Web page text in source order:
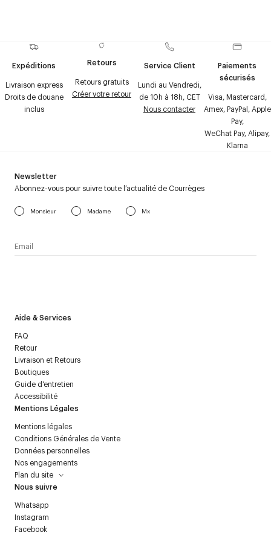
Expéditions
Livraison express
Droits de douane
inclus
Retours
Retours gratuits
Créer votre retour
Service Client
Lundi au Vendredi,
de 10h à 18h, CET
Nous contacter
Paiements
sécurisés
Visa, Mastercard,
Amex, PayPal, Apple
Pay,
WeChat Pay, Alipay,
Klarna
Aide & Services
FAQ
Retour
Livraison et Retours
Boutiques
Guide d'entretien
Accessibilité
Mentions Légales
Mentions légales
Conditions Générales de Vente
Données personnelles
Nos engagements
Plan du site
Nous suivre
Whatsapp
Instagram
Facebook
Newsletter
Abonnez-vous pour suivre toute l’actualité de Courrèges
Monsieur Madame Mx